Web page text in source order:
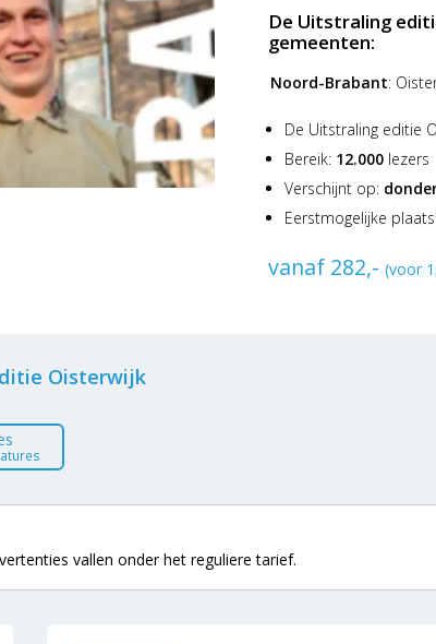
beschikbaar op
kunt u profiteren van
gemakkelijk!
De Uitstraling
gemeenten:
Noord-Brabant:
De Uitstraling editie
Bereik: 12.000 lezers
Verschijnt op:
Eerstmogelijke
vanaf 282,- (voor
Oisterwijk
vallen onder het reguliere tarief.